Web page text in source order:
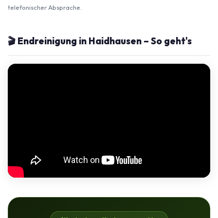
telefonischer Absprache.
🎬 Endreinigung in Haidhausen – So geht's